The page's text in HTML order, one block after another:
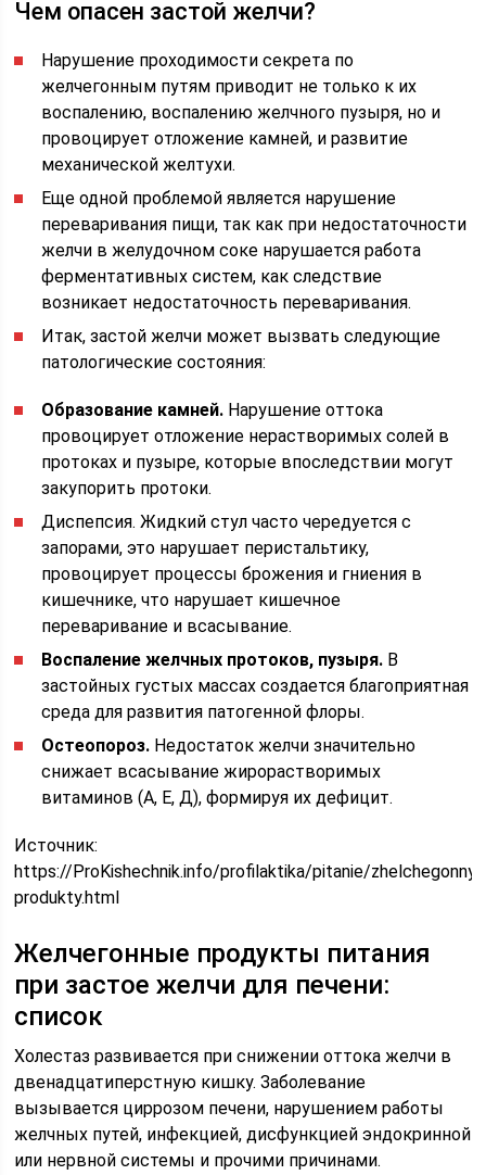
Чем опасен застой желчи?
Нарушение проходимости секрета по
желчегонным путям приводит не только к их
воспалению, воспалению желчного пузыря, но и
провоцирует отложение камней, и развитие
механической желтухи.
Еще одной проблемой является нарушение
переваривания пищи, так как при недостаточности
желчи в желудочном соке нарушается работа
ферментативных систем, как следствие
возникает недостаточность переваривания.
Итак, застой желчи может вызвать следующие
патологические состояния:
Образование камней. Нарушение оттока
провоцирует отложение нерастворимых солей в
протоках и пузыре, которые впоследствии могут
закупорить протоки.
Диспепсия. Жидкий стул часто чередуется с
запорами, это нарушает перистальтику,
провоцирует процессы брожения и гниения в
кишечнике, что нарушает кишечное
переваривание и всасывание.
Воспаление желчных протоков, пузыря. В
застойных густых массах создается благоприятная
среда для развития патогенной флоры.
Остеопороз. Недостаток желчи значительно
снижает всасывание жирорастворимых
витаминов (А, Е, Д), формируя их дефицит.
Источник:
https://ProKishechnik.info/profilaktika/pitanie/
produkty.html
Желчегонные продукты питания
при застое желчи для печени:
список
Холестаз развивается при снижении оттока желчи в
двенадцатиперстную кишку. Заболевание
вызывается циррозом печени, нарушением работы
желчных путей, инфекцией, дисфункцией эндокринной
или нервной системы и прочими причинами.